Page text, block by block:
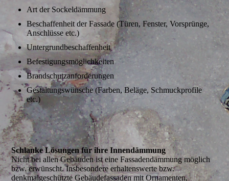
Art der Sockeldämmung
Beschaffenheit der Fassade (Türen, Fenster, Vorsprünge,
Anschlüsse etc.)
Untergrundbeschaffenheit
Befestigungsmöglichkeiten
Brandschutzanforderungen
Gestaltungswünsche (Farben, Beläge, Schmuckprofile
etc.)
Schlanke Lösungen für ihre Innendämmung
Nicht bei allen Gebäuden ist eine Fassadendämmung möglich
bzw. erwünscht. Insbesondere erhaltenswerte bzw.
denkmalgeschützte Gebäudefassaden mit Ornamenten,